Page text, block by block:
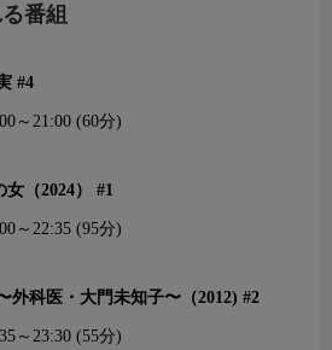
番組
#4
～21:00 (60分)
（2024） #1
～22:35 (95分)
外科医・大門未知子〜（2012) #2
～23:30 (55分)